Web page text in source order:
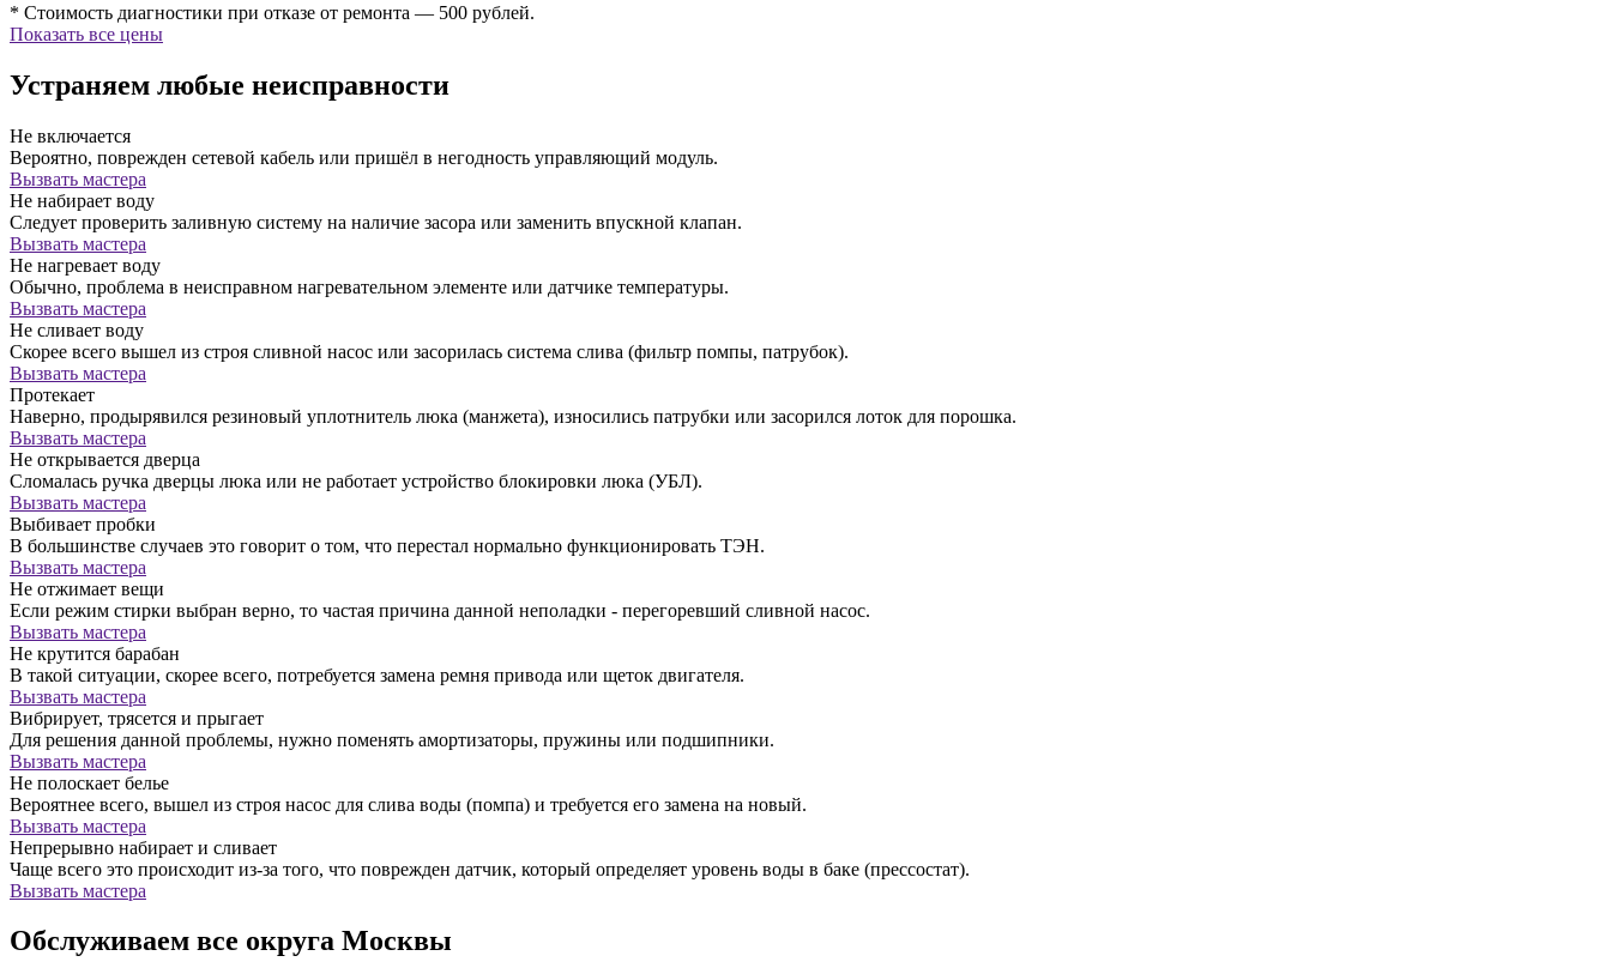
* Стоимость диагностики при отказе от ремонта — 500 рублей.
Показать все цены
Устраняем любые неисправности
Не включается
Вероятно, поврежден сетевой кабель или пришёл в негодность управляющий модуль.
Вызвать мастера
Не набирает воду
Следует проверить заливную систему на наличие засора или заменить впускной клапан.
Вызвать мастера
Не нагревает воду
Обычно, проблема в неисправном нагревательном элементе или датчике температуры.
Вызвать мастера
Не сливает воду
Скорее всего вышел из строя сливной насос или засорилась система слива (фильтр помпы, патрубок).
Вызвать мастера
Протекает
Наверно, продырявился резиновый уплотнитель люка (манжета), износились патрубки или засорился лоток для порошка.
Вызвать мастера
Не открывается дверца
Сломалась ручка дверцы люка или не работает устройство блокировки люка (УБЛ).
Вызвать мастера
Выбивает пробки
В большинстве случаев это говорит о том, что перестал нормально функционировать ТЭН.
Вызвать мастера
Не отжимает вещи
Если режим стирки выбран верно, то частая причина данной неполадки - перегоревший сливной насос.
Вызвать мастера
Не крутится барабан
В такой ситуации, скорее всего, потребуется замена ремня привода или щеток двигателя.
Вызвать мастера
Вибрирует, трясется и прыгает
Для решения данной проблемы, нужно поменять амортизаторы, пружины или подшипники.
Вызвать мастера
Не полоскает белье
Вероятнее всего, вышел из строя насос для слива воды (помпа) и требуется его замена на новый.
Вызвать мастера
Непрерывно набирает и сливает
Чаще всего это происходит из-за того, что поврежден датчик, который определяет уровень воды в баке (прессостат).
Вызвать мастера
Обслуживаем все округа Москвы